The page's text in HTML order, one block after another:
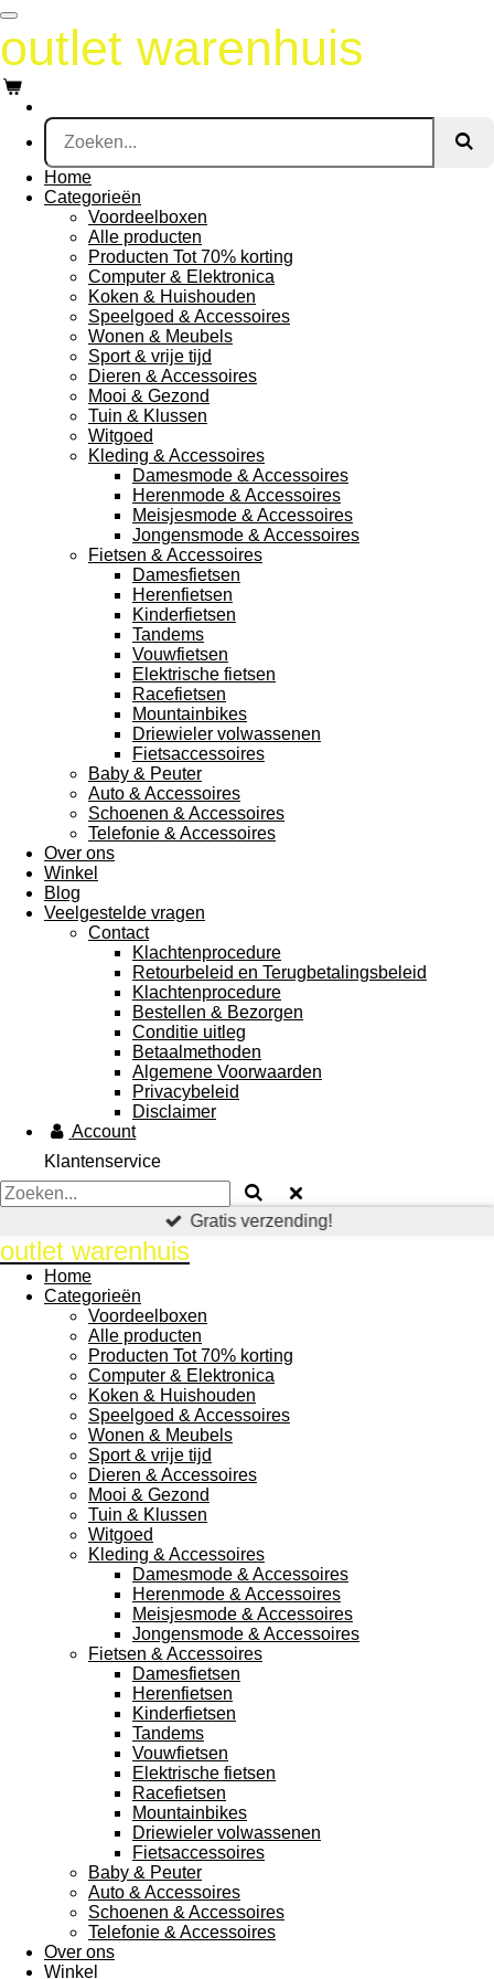
Ga
direct
naar
de
hoofdinhoud
outlet warenhuis
Home
Categorieën
Voordeelboxen
Alle producten
Producten Tot 70% korting
Computer & Elektronica
Koken & Huishouden
Speelgoed & Accessoires
Wonen & Meubels
Sport & vrije tijd
Dieren & Accessoires
Mooi & Gezond
Tuin & Klussen
Witgoed
Kleding & Accessoires
Damesmode & Accessoires
Herenmode & Accessoires
Meisjesmode & Accessoires
Jongensmode & Accessoires
Fietsen & Accessoires
Damesfietsen
Herenfietsen
Kinderfietsen
Tandems
Vouwfietsen
Elektrische fietsen
Racefietsen
Mountainbikes
Driewieler volwassenen
Fietsaccessoires
Baby & Peuter
Auto & Accessoires
Schoenen & Accessoires
Telefonie & Accessoires
Over ons
Winkel
Blog
Veelgestelde vragen
Contact
Klachtenprocedure
Retourbeleid en Terugbetalingsbeleid
Klachtenprocedure
Bestellen & Bezorgen
Conditie uitleg
Betaalmethoden
Algemene Voorwaarden
Privacybeleid
Disclaimer
Account
Klantenservice
Gratis verzending!
outlet warenhuis
Home
Categorieën
Voordeelboxen
Alle producten
Producten Tot 70% korting
Computer & Elektronica
Koken & Huishouden
Speelgoed & Accessoires
Wonen & Meubels
Sport & vrije tijd
Dieren & Accessoires
Mooi & Gezond
Tuin & Klussen
Witgoed
Kleding & Accessoires
Damesmode & Accessoires
Herenmode & Accessoires
Meisjesmode & Accessoires
Jongensmode & Accessoires
Fietsen & Accessoires
Damesfietsen
Herenfietsen
Kinderfietsen
Tandems
Vouwfietsen
Elektrische fietsen
Racefietsen
Mountainbikes
Driewieler volwassenen
Fietsaccessoires
Baby & Peuter
Auto & Accessoires
Schoenen & Accessoires
Telefonie & Accessoires
Over ons
Winkel